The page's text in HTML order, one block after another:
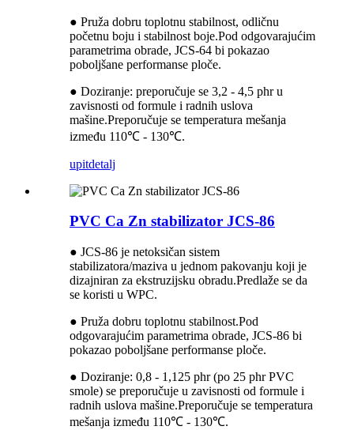
● Pruža dobru toplotnu stabilnost, odličnu
početnu boju i stabilnost boje.Pod odgovarajućim
parametrima obrade, JCS-64 bi pokazao
poboljšane performanse ploče.
● Doziranje: preporučuje se 3,2 - 4,5 phr u
zavisnosti od formule i radnih uslova
mašine.Preporučuje se temperatura mešanja
između 110℃ - 130℃.
upitdetalj
PVC Ca Zn stabilizator JCS-86
● JCS-86 je netoksičan sistem
stabilizatora/maziva u jednom pakovanju koji je
dizajniran za ekstruzijsku obradu.Predlaže se da
se koristi u WPC.
● Pruža dobru toplotnu stabilnost.Pod
odgovarajućim parametrima obrade, JCS-86 bi
pokazao poboljšane performanse ploče.
● Doziranje: 0,8 - 1,125 phr (po 25 phr PVC
smole) se preporučuje u zavisnosti od formule i
radnih uslova mašine.Preporučuje se temperatura
mešanja između 110℃ - 130℃.